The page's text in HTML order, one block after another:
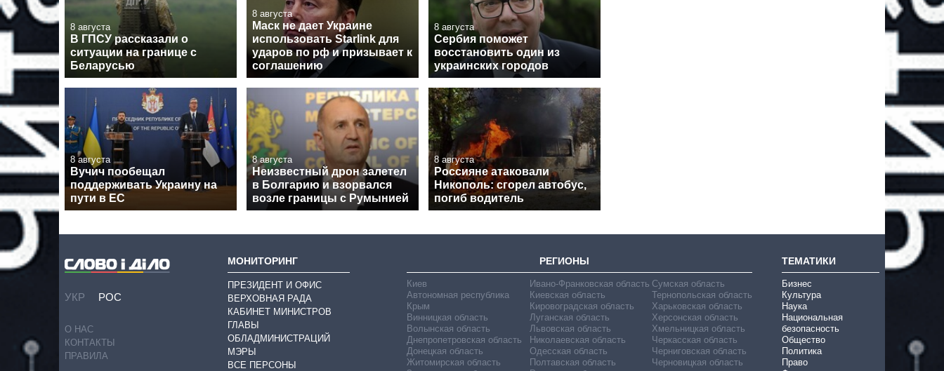
8 августа
В ГПСУ рассказали о
ситуации на границе с
Беларусью
8 августа
Маск не дает Украине
использовать Starlink для
ударов по рф и призывает к
соглашению
8 августа
Сербия поможет
восстановить один из
украинских городов
8 августа
Вучич пообещал
поддерживать Украину на
пути в ЕС
8 августа
Неизвестный дрон залетел
в Болгарию и взорвался
возле границы с Румынией
8 августа
Россияне атаковали
Никополь: сгорел автобус,
погиб водитель
УКР РОС
О НАС
КОНТАКТЫ
ПРАВИЛА
МОНИТОРИНГ
ПРЕЗИДЕНТ И ОФИС
ВЕРХОВНАЯ РАДА
КАБИНЕТ МИНИСТРОВ
ГЛАВЫ
ОБЛАДМИНИСТРАЦИЙ
МЭРЫ
ВСЕ ПЕРСОНЫ
РЕГИОНЫ
Киев
Автономная республика
Крым
Винницкая область
Волынская область
Днепропетровская область
Донецкая область
Житомирская область
Ивано-Франковская область
Киевская область
Кировоградская область
Луганская область
Львовская область
Николаевская область
Одесская область
Полтавская область
Сумская область
Тернопольская область
Харьковская область
Херсонская область
Хмельницкая область
Черкасская область
Черниговская область
Черновицкая область
ТЕМАТИКИ
Бизнес
Культура
Наука
Национальная
безопасность
Общество
Политика
Право